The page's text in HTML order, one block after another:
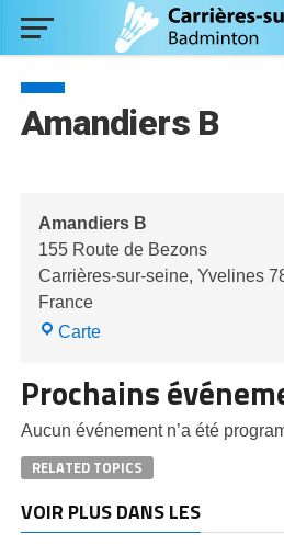
Amandiers B
Amandiers B
155 Route de Bezons
Carrières-sur-seine, Yvelines
France
CarteAmandiers
Prochains
Aucun événement n’a été
RELATED TOPICS
VOIR PLUS DANS LES